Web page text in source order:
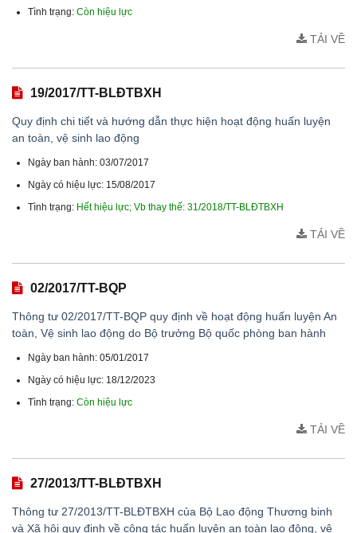
Tình trạng: Còn hiệu lực
TẢI VỀ
19/2017/TT-BLĐTBXH
Quy định chi tiết và hướng dẫn thực hiện hoạt động huấn luyện
an toàn, vệ sinh lao động
Ngày ban hành: 03/07/2017
Ngày có hiệu lực: 15/08/2017
Tình trạng: Hết hiệu lực; Vb thay thế: 31/2018/TT-BLĐTBXH
TẢI VỀ
02/2017/TT-BQP
Thông tư 02/2017/TT-BQP quy định về hoạt động huấn luyện An
toàn, Vệ sinh lao động do Bộ trưởng Bộ quốc phòng ban hành
Ngày ban hành: 05/01/2017
Ngày có hiệu lực: 18/12/2023
Tình trạng: Còn hiệu lực
TẢI VỀ
27/2013/TT-BLĐTBXH
Thông tư 27/2013/TT-BLĐTBXH của Bộ Lao động Thương binh
và Xã hội quy định về công tác huấn luyện an toàn lao động, vệ